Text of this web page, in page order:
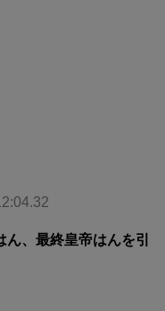
、最終皇帝はんを引